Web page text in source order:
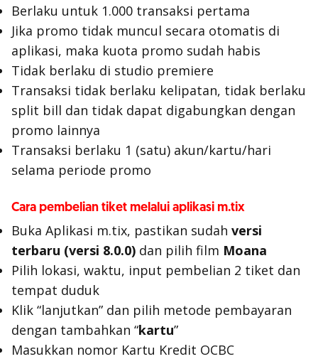
Berlaku untuk 1.000 transaksi pertama
Jika promo tidak muncul secara otomatis di
aplikasi, maka kuota promo sudah habis
Tidak berlaku di studio premiere
Transaksi tidak berlaku kelipatan, tidak berlaku
split bill dan tidak dapat digabungkan dengan
promo lainnya
Transaksi berlaku 1 (satu) akun/kartu/hari
selama periode promo
Cara pembelian tiket melalui aplikasi m.tix
Buka Aplikasi m.tix, pastikan sudah versi
terbaru (versi 8.0.0) dan pilih film Moana
Pilih lokasi, waktu, input pembelian 2 tiket dan
tempat duduk
Klik “lanjutkan” dan pilih metode pembayaran
dengan tambahkan “kartu”
Masukkan nomor Kartu Kredit OCBC